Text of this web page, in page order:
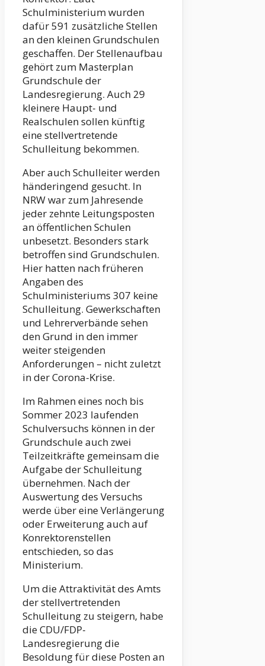
Schulministerium wurden
dafür 591 zusätzliche Stellen
an den kleinen Grundschulen
geschaffen. Der Stellenaufbau
gehört zum Masterplan
Grundschule der
Landesregierung. Auch 29
kleinere Haupt- und
Realschulen sollen künftig
eine stellvertretende
Schulleitung bekommen.
Aber auch Schulleiter werden
händeringend gesucht. In
NRW war zum Jahresende
jeder zehnte Leitungsposten
an öffentlichen Schulen
unbesetzt. Besonders stark
betroffen sind Grundschulen.
Hier hatten nach früheren
Angaben des
Schulministeriums 307 keine
Schulleitung. Gewerkschaften
und Lehrerverbände sehen
den Grund in den immer
weiter steigenden
Anforderungen – nicht zuletzt
in der Corona-Krise.
Im Rahmen eines noch bis
Sommer 2023 laufenden
Schulversuchs können in der
Grundschule auch zwei
Teilzeitkräfte gemeinsam die
Aufgabe der Schulleitung
übernehmen. Nach der
Auswertung des Versuchs
werde über eine Verlängerung
oder Erweiterung auch auf
Konrektorenstellen
entschieden, so das
Ministerium.
Um die Attraktivität des Amts
der stellvertretenden
Schulleitung zu steigern, habe
die CDU/FDP-
Landesregierung die
Besoldung für diese Posten an